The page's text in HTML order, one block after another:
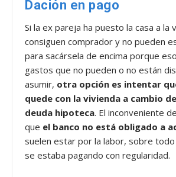
Dación en pago
Si la ex pareja ha puesto la casa a la
consiguen comprador y no pueden
para sacársela de encima porque
gastos que no pueden o no están
asumir, otra opción es intentar
quede con la vivienda a cambio
deuda hipoteca. El inconveniente
que el banco no está obligado a
suelen estar por la labor, sobre todo
se estaba pagando con regularidad.